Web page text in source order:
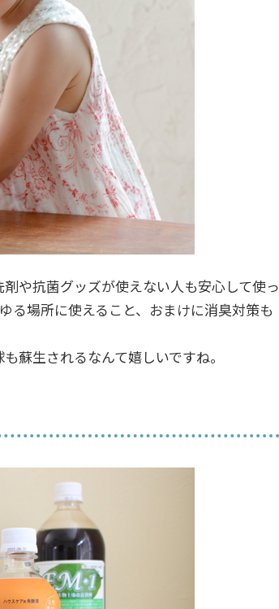
や抗菌グッズが使えない人も安心して使っ
る場所に使えること、おまけに消臭対策も
蘇生されるなんて嬉しいですね。